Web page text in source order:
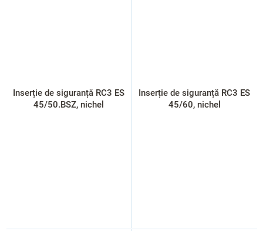
Inserție de siguranță RC3 ES
45/50.BSZ, nichel
Inserție de siguranță RC3 ES
45/60, nichel